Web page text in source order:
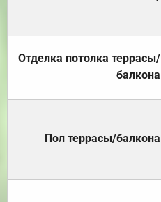
Отделка потолка террасы/
балкона
Пол террасы/балкона